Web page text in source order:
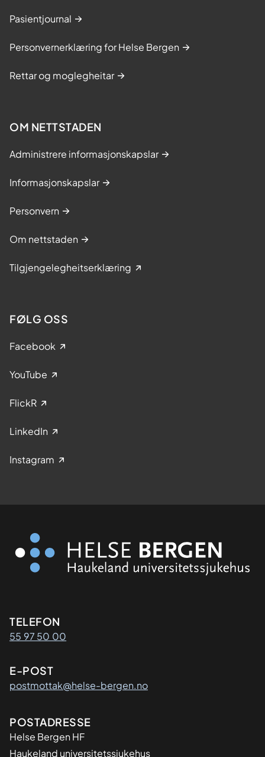
Pasientjournal
Personvernerklæring for Helse Bergen
Rettar og moglegheitar
OM NETTSTADEN
Administrere informasjonskapslar
Informasjonskapslar
Personvern
Om nettstaden
Tilgjengelegheitserklæring
FØLG OSS
Facebook
YouTube
FlickR
LinkedIn
Instagram
Kontaktinformasjon
TELEFON
55 97 50 00
E-POST
postmottak@helse-bergen.no
Adresse
POSTADRESSE
Helse Bergen HF
Haukeland universitetssjukehus